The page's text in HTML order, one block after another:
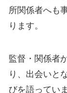
所関係者へも
ります。
監督・関係者
り、出会いと
びを語ってい